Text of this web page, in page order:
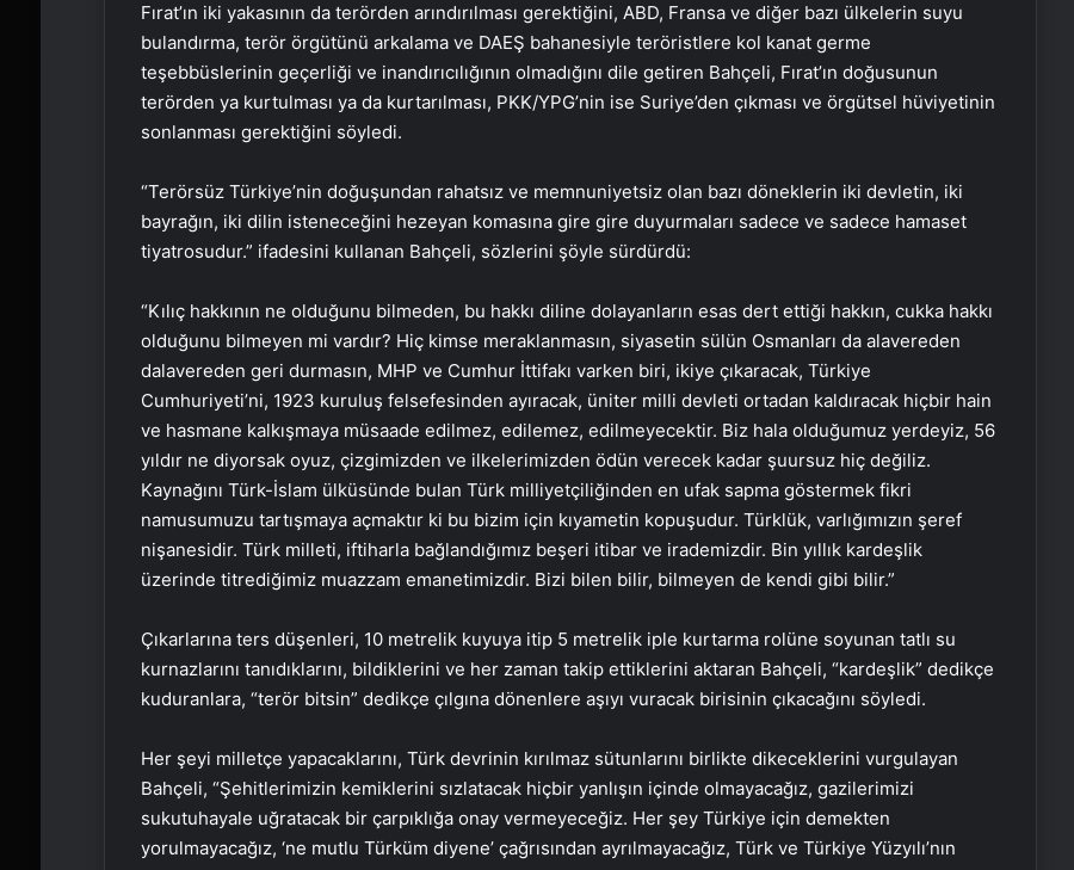
Fırat’ın iki yakasının da terörden arındırılması gerektiğini, ABD, Fransa ve diğer bazı ülkelerin suyu
bulandırma, terör örgütünü arkalama ve DAEŞ bahanesiyle teröristlere kol kanat germe
teşebbüslerinin geçerliği ve inandırıcılığının olmadığını dile getiren Bahçeli, Fırat’ın doğusunun
terörden ya kurtulması ya da kurtarılması, PKK/YPG’nin ise Suriye’den çıkması ve örgütsel hüviyetinin
sonlanması gerektiğini söyledi.
“Terörsüz Türkiye’nin doğuşundan rahatsız ve memnuniyetsiz olan bazı döneklerin iki devletin, iki
bayrağın, iki dilin isteneceğini hezeyan komasına gire gire duyurmaları sadece ve sadece hamaset
tiyatrosudur.” ifadesini kullanan Bahçeli, sözlerini şöyle sürdürdü:
“Kılıç hakkının ne olduğunu bilmeden, bu hakkı diline dolayanların esas dert ettiği hakkın, cukka hakkı
olduğunu bilmeyen mi vardır? Hiç kimse meraklanmasın, siyasetin sülün Osmanları da alavereden
dalavereden geri durmasın, MHP ve Cumhur İttifakı varken biri, ikiye çıkaracak, Türkiye
Cumhuriyeti’ni, 1923 kuruluş felsefesinden ayıracak, üniter milli devleti ortadan kaldıracak hiçbir hain
ve hasmane kalkışmaya müsaade edilmez, edilemez, edilmeyecektir. Biz hala olduğumuz yerdeyiz, 56
yıldır ne diyorsak oyuz, çizgimizden ve ilkelerimizden ödün verecek kadar şuursuz hiç değiliz.
Kaynağını Türk-İslam ülküsünde bulan Türk milliyetçiliğinden en ufak sapma göstermek fikri
namusumuzu tartışmaya açmaktır ki bu bizim için kıyametin kopuşudur. Türklük, varlığımızın şeref
nişanesidir. Türk milleti, iftiharla bağlandığımız beşeri itibar ve irademizdir. Bin yıllık kardeşlik
üzerinde titrediğimiz muazzam emanetimizdir. Bizi bilen bilir, bilmeyen de kendi gibi bilir.”
Çıkarlarına ters düşenleri, 10 metrelik kuyuya itip 5 metrelik iple kurtarma rolüne soyunan tatlı su
kurnazlarını tanıdıklarını, bildiklerini ve her zaman takip ettiklerini aktaran Bahçeli, “kardeşlik” dedikçe
kuduranlara, “terör bitsin” dedikçe çılgına dönenlere aşıyı vuracak birisinin çıkacağını söyledi.
Her şeyi milletçe yapacaklarını, Türk devrinin kırılmaz sütunlarını birlikte dikeceklerini vurgulayan
Bahçeli, “Şehitlerimizin kemiklerini sızlatacak hiçbir yanlışın içinde olmayacağız, gazilerimizi
sukutuhayale uğratacak bir çarpıklığa onay vermeyeceğiz. Her şey Türkiye için demekten
yorulmayacağız, ‘ne mutlu Türküm diyene’ çağrısından ayrılmayacağız, Türk ve Türkiye Yüzyılı’nın